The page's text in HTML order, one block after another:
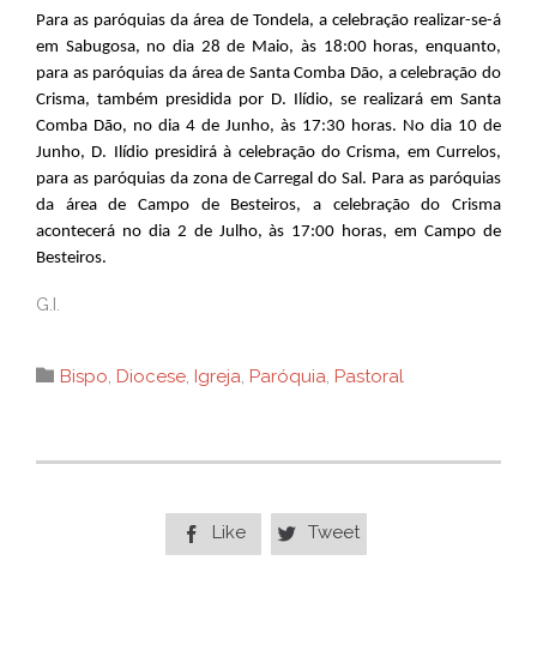
Para as paróquias da área de Tondela, a celebração realizar-se-á
em Sabugosa, no dia 28 de Maio, às 18:00 horas, enquanto,
para as paróquias da área de Santa Comba Dão, a celebração do
Crisma, também presidida por D. Ilídio, se realizará em Santa
Comba Dão, no dia 4 de Junho, às 17:30 horas. No dia 10 de
Junho, D. Ilídio presidirá à celebração do Crisma, em Currelos,
para as paróquias da zona de Carregal do Sal. Para as paróquias
da área de Campo de Besteiros, a celebração do Crisma
acontecerá no dia 2 de Julho, às 17:00 horas, em Campo de
Besteiros.
G.I.
 Category
Bispo, Diocese, Igreja, Paróquia, Pastoral
 Like  Tweet